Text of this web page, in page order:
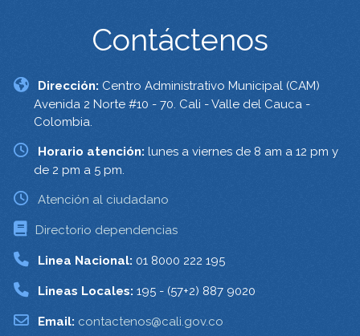
Contáctenos
Dirección: Centro Administrativo Municipal (CAM)
Avenida 2 Norte #10 - 70. Cali - Valle del Cauca -
Colombia.
Horario atención: lunes a viernes de 8 am a 12 pm y
de 2 pm a 5 pm.
Atención al ciudadano
Directorio dependencias
Linea Nacional: 01 8000 222 195
Lineas Locales: 195 - (57+2) 887 9020
Email: contactenos@cali.gov.co